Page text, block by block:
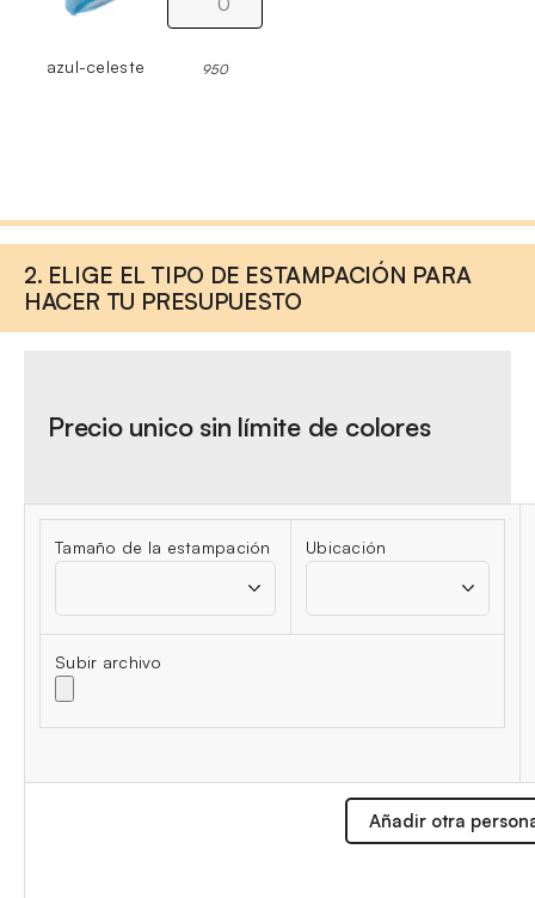
azul-celeste 950
2. ELIGE EL TIPO DE ESTAMPACIÓN PARA
HACER TU PRESUPUESTO
Precio unico sin límite de colores
Tamaño de la estampación Ubicación
Subir archivo
Añadir otra